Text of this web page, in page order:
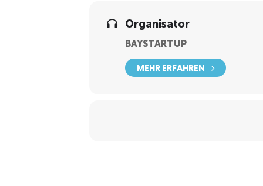
Organisator
BAYSTARTUP
MEHR ERFAHREN